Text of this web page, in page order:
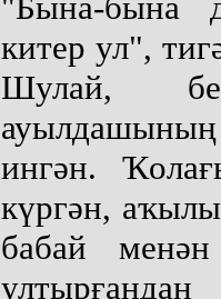
китер ул",
Шулай,
ингән.
күргән,
бабай